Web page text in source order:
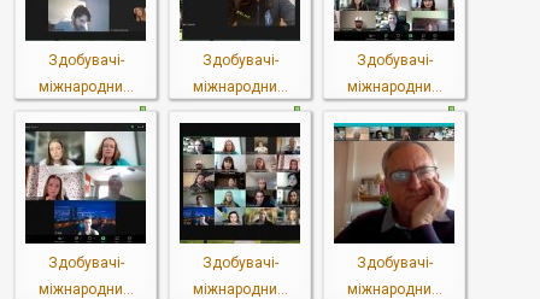
Здобувачі-
міжнародни...
Здобувачі-
міжнародни...
Здобувачі-
міжнародни...
Здобувачі-
міжнародни...
Здобувачі-
міжнародни...
Здобувачі-
міжнародни...